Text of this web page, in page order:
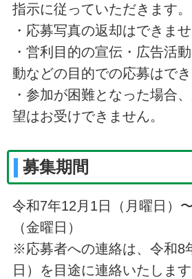
指示に従っていただきます。
・応募写真の返却はできませ
・営利目的の宣伝・広告活
動などの目的での応募はでき
・参加が困難となった場合
望はお受けできません。
募集期間
令和7年12月1日（月曜日）
（金曜日）
※応募者への連絡は、令和8
日）を目途に連絡いたします